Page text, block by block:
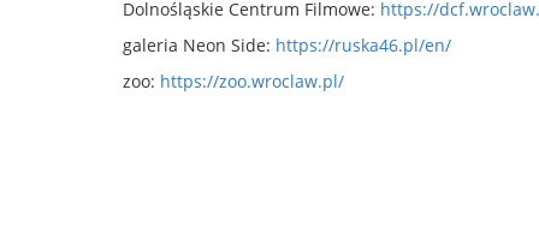
Dolnośląskie Centrum Filmowe: https://
galeria Neon Side: https://ruska46.pl/en/
zoo: https://zoo.wroclaw.pl/